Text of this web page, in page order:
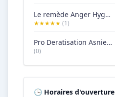
Le remède Anger Hygiène
★★★★★ (1)
Pro Deratisation Asnieres-sur-Seine
(0)
🕒 Horaires d'ouverture